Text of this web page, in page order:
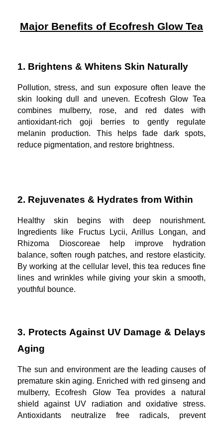
Major Benefits of Ecofresh Glow Tea
1. Brightens & Whitens Skin Naturally
Pollution, stress, and sun exposure often leave the
skin looking dull and uneven. Ecofresh Glow Tea
combines mulberry, rose, and red dates with
antioxidant-rich goji berries to gently regulate
melanin production. This helps fade dark spots,
reduce pigmentation, and restore brightness.
2. Rejuvenates & Hydrates from Within
Healthy skin begins with deep nourishment.
Ingredients like Fructus Lycii, Arillus Longan, and
Rhizoma Dioscoreae help improve hydration
balance, soften rough patches, and restore elasticity.
By working at the cellular level, this tea reduces fine
lines and wrinkles while giving your skin a smooth,
youthful bounce.
3. Protects Against UV Damage & Delays
Aging
The sun and environment are the leading causes of
premature skin aging. Enriched with red ginseng and
mulberry, Ecofresh Glow Tea provides a natural
shield against UV radiation and oxidative stress.
Antioxidants neutralize free radicals, prevent